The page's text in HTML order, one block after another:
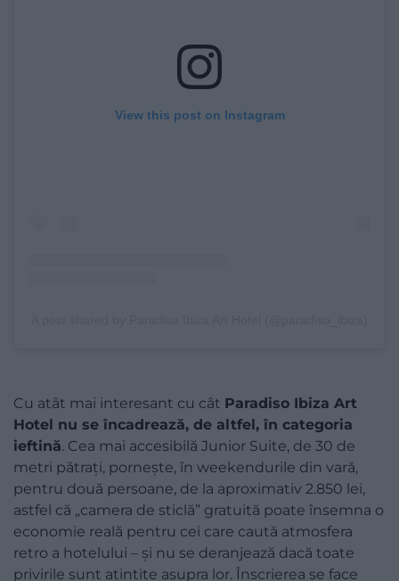
View this post on Instagram
Cu atât mai interesant cu cât Paradiso Ibiza Art
Hotel nu se încadrează, de altfel, în categoria
ieftină. Cea mai accesibilă Junior Suite, de 30 de
metri pătrați, pornește, în weekendurile din vară,
pentru două persoane, de la aproximativ 2.850 lei,
astfel că „camera de sticlă” gratuită poate însemna o
economie reală pentru cei care caută atmosfera
retro a hotelului – și nu se deranjează dacă toate
privirile sunt ațintite asupra lor. Înscrierea se face